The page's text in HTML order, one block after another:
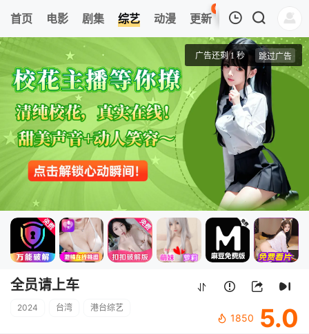
首页 电影 剧集 综艺 动漫 更新
65
热榜 APP
我的观影记录
20240107
全员请上车
清空
全员请上车
2024 台湾 港台综艺
1850 5.0